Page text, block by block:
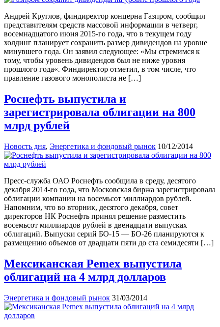
Андрей Круглов, финдиректор концерна Газпром, сообщил
представителям средств массовой информации в четверг,
восемнадцатого июня 2015-го года, что в текущем году
холдинг планирует сохранить размер дивидендов на уровне
минувшего года. Он заявил следующее: «Мы стремимся к
тому, чтобы уровень дивидендов был не ниже уровня
прошлого года«. Финдиректор отметил, в том числе, что
правление газового монополиста не […]
Роснефть выпустила и
зарегистрировала облигации на 800
млрд рублей
Новость дня, Энергетика и фондовый рынок 10/12/2014
Пресс-служба ОАО Роснефть сообщила в среду, десятого
декабря 2014-го года, что Московская биржа зарегистрировала
облигации компании на восемьсот миллиардов рублей.
Напомним, что во вторник, десятого декабря, совет
директоров НК Роснефть принял решение разместить
восемьсот миллиардов рублей в двенадцати выпусках
облигаций. Выпуски серий БО-15 — БО-26 планируются к
размещению объемов от двадцати пяти до ста семидесяти […]
Мексиканская Pemex выпустила
облигаций на 4 млрд долларов
Энергетика и фондовый рынок 31/03/2014